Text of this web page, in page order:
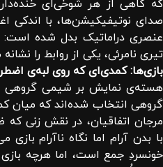
صدای نوتیفیکیشن‌ها، با اندکی
عنصری دراماتیک بدل شده
تیری نامرئی، یکی از روابط را
بازی‌ها: کمدی‌ای که روی لبه‌ی
هسته‌ی نمایش بر شیمی گروهی
گروهی انتخاب شده‌اند که میان
مرجان اتفاقیان، در نقش زنی
با بدن آرام اما نگاه ناآرام
خونسردِ جمع است، اما هرچه